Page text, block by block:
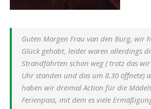
Guten Morgen Frau van den Burg, wir
Glück gehabt, leider waren allerdings
Strandfahrten schon weg ( trotz das
Uhr standen und das um 8.30 öffnete)
haben wir dreimal Action für die
Ferienpass, mit dem es viele